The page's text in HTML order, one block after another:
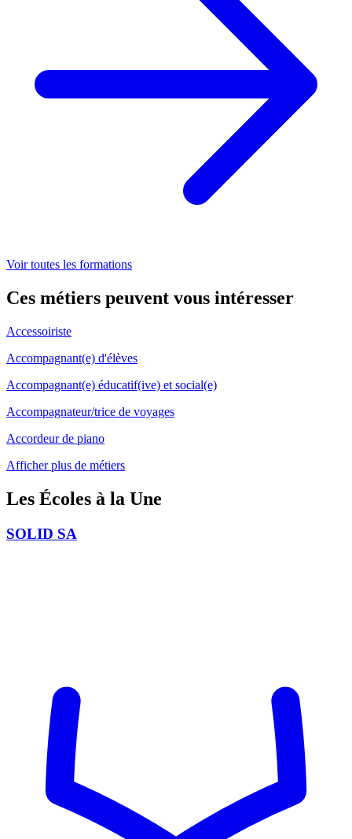
Voir toutes les formations
Ces métiers peuvent vous intéresser
Accessoiriste
Accompagnant(e) d'élèves
Accompagnant(e) éducatif(ive) et social(e)
Accompagnateur/trice de voyages
Accordeur de piano
Afficher plus de métiers
Les Écoles à la Une
SOLID SA